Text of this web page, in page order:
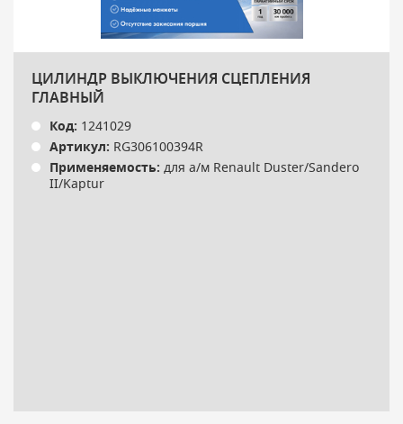
ЦИЛИНДР ВЫКЛЮЧЕНИЯ СЦЕПЛЕНИЯ
ГЛАВНЫЙ
Код: 1241029
Артикул: RG306100394R
Применяемость: для а/м Renault Duster/Sandero
II/Kaptur